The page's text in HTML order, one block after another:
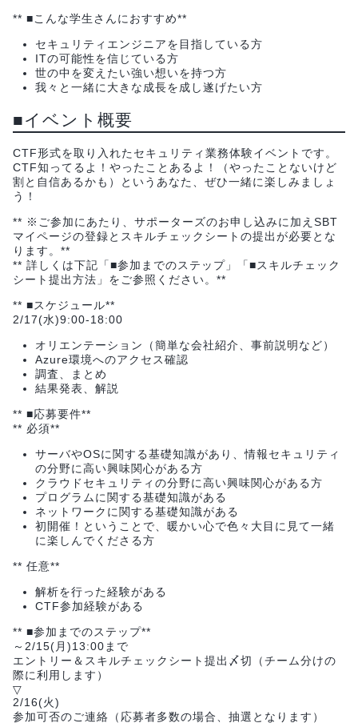
** ■こんな学生さんにおすすめ**
セキュリティエンジニアを目指している方
ITの可能性を信じている方
世の中を変えたい強い想いを持つ方
我々と一緒に大きな成長を成し遂げたい方
■イベント概要
CTF形式を取り入れたセキュリティ業務体験イベントです。
CTF知ってるよ！やったことあるよ！（やったことないけど
割と自信あるかも）というあなた、ぜひ一緒に楽しみましょ
う！
** ※ご参加にあたり、サポーターズのお申し込みに加えSBT
マイページの登録とスキルチェックシートの提出が必要とな
ります。**
** 詳しくは下記「■参加までのステップ」「■スキルチェック
シート提出方法」をご参照ください。**
** ■スケジュール**
2/17(水)9:00-18:00
オリエンテーション（簡単な会社紹介、事前説明など）
Azure環境へのアクセス確認
調査、まとめ
結果発表、解説
** ■応募要件**
** 必須**
サーバやOSに関する基礎知識があり、情報セキュリティ
の分野に高い興味関心がある方
クラウドセキュリティの分野に高い興味関心がある方
プログラムに関する基礎知識がある
ネットワークに関する基礎知識がある
初開催！ということで、暖かい心で色々大目に見て一緒
に楽しんでくださる方
** 任意**
解析を行った経験がある
CTF参加経験がある
** ■参加までのステップ**
～2/15(月)13:00まで
エントリー＆スキルチェックシート提出〆切（チーム分けの
際に利用します）
▽
2/16(火)
参加可否のご連絡（応募者多数の場合、抽選となります）